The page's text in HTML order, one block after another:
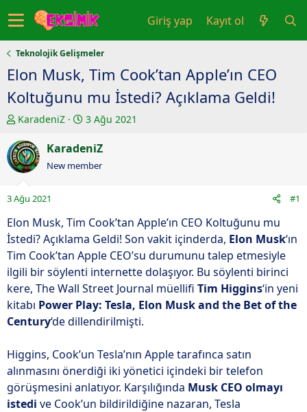
Giriş yap Kayıt ol
Teknolojik Gelişmeler
Elon Musk, Tim Cook’tan Apple’ın CEO
Koltuğunu mu İstedi? Açıklama Geldi!
K
n
u
y
u
b
a
ş
a
t
a
n
KaradeniZ
B
ş
l
ç
a
r
i
h
i
3 Ağu 2021
KaradeniZ
New member
3 Ağu 2021 #1
Elon Musk, Tim Cook’tan Apple’ın CEO Koltuğunu mu
İstedi? Açıklama Geldi! Son vakit içinderda, Elon Musk‘ın
Tim Cook’tan Apple CEO’su durumunu talep etmesiyle
ilgili bir söylenti internette dolaşıyor. Bu söylenti birinci
kere, The Wall Street Journal müellifi Tim Higgins‘in yeni
kitabı Power Play: Tesla, Elon Musk and the Bet of the
Century‘de dillendirilmişti.
Higgins, Cook’un Tesla’nın Apple tarafınca satın
alınmasını önerdiği iki yönetici içindeki bir telefon
görüşmesini anlatıyor. Karşılığında Musk CEO olmayı
istedi ve Cook’un bildirildiğine nazaran, Tesla